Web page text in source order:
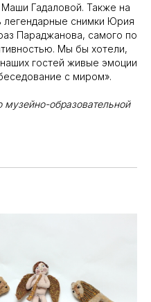
Гадаловой. Также на
снимки Юрия
Параджанова, самого по
Мы бы хотели,
гостей живые эмоции
с миром».
музейно-образовательной
коллекция»